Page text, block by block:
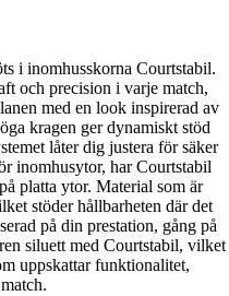
i inomhusskorna Courtstabil.
och precision i varje match,
med en look inspirerad av
kragen ger dynamiskt stöd
låter dig justera för säker
inomhusytor, har Courtstabil
platta ytor. Material som är
stöder hållbarheten där det
på din prestation, gång på
siluett med Courtstabil, vilket
uppskattar funktionalitet,